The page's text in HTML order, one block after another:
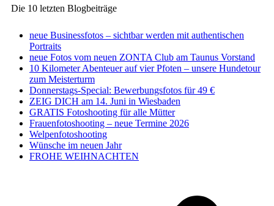
Die 10 letzten Blogbeiträge
neue Businessfotos – sichtbar werden mit authentischen
Portraits
neue Fotos vom neuen ZONTA Club am Taunus Vorstand
10 Kilometer Abenteuer auf vier Pfoten – unsere Hundetour
zum Meisterturm
Donnerstags-Special: Bewerbungsfotos für 49 €
ZEIG DICH am 14. Juni in Wiesbaden
GRATIS Fotoshooting für alle Mütter
Frauenfotoshooting – neue Termine 2026
Welpenfotoshooting
Wünsche im neuen Jahr
FROHE WEIHNACHTEN